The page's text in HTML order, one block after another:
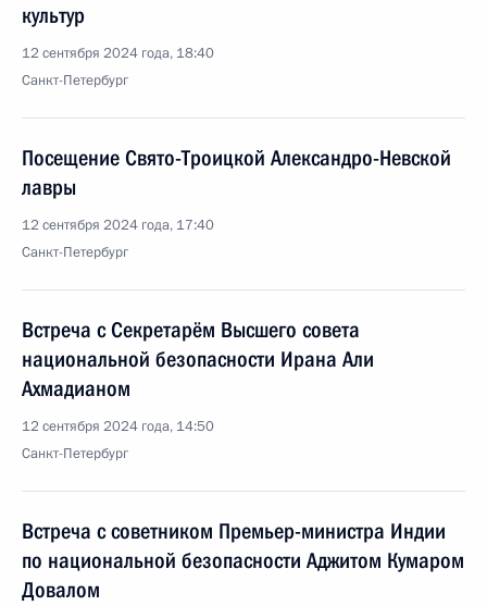
культур
12 сентября 2024 года, 18:40
Санкт-Петербург
Посещение Свято-Троицкой Александро-Невской
лавры
12 сентября 2024 года, 17:40
Санкт-Петербург
Встреча с Секретарём Высшего совета
национальной безопасности Ирана Али
Ахмадианом
12 сентября 2024 года, 14:50
Санкт-Петербург
Встреча с советником Премьер-министра Индии
по национальной безопасности Аджитом Кумаром
Довалом